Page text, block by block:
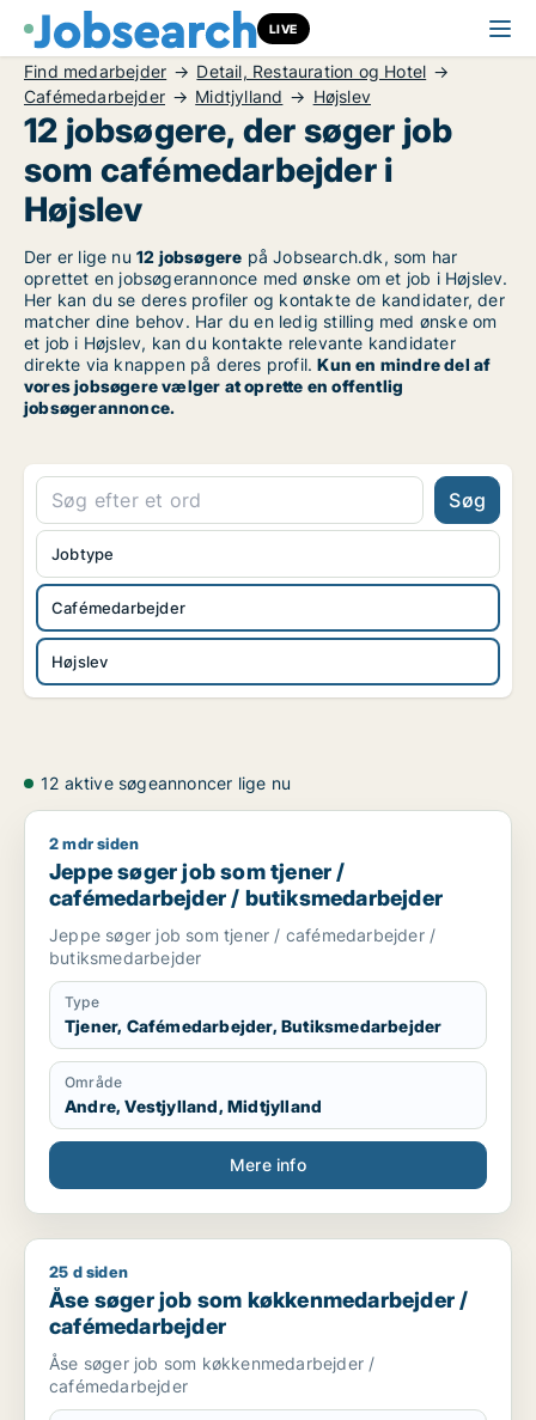
LIVE
Find medarbejder
Detail, Restauration og Hotel
Cafémedarbejder
Midtjylland Højslev
12 jobsøgere, der søger job
som cafémedarbejder i
Højslev
Der er lige nu 12 jobsøgere på Jobsearch.dk, som har
oprettet en jobsøgerannonce med ønske om et job i Højslev.
Her kan du se deres profiler og kontakte de kandidater, der
matcher dine behov. Har du en ledig stilling med ønske om
et job i Højslev, kan du kontakte relevante kandidater
direkte via knappen på deres profil.Kun en mindre del af
vores jobsøgere vælger at oprette en offentlig
jobsøgerannonce.
Søg
Cafémedarbejder
Højslev
Jobtype
12 aktive søgeannoncer lige nu
Jeppe søger job som tjener / cafémedarbejder /
2 mdr siden
Jeppe søger job som tjener /
cafémedarbejder / butiksmedarbejder
Jeppe søger job som tjener / cafémedarbejder /
butiksmedarbejder
Type
Tjener, Cafémedarbejder, Butiksmedarbejder
Område
Andre, Vestjylland, Midtjylland
Mere info
Åse søger job som køkkenmedarbejder / cafémedarbejder
25 d siden
Åse søger job som køkkenmedarbejder /
cafémedarbejder
Åse søger job som køkkenmedarbejder /
cafémedarbejder